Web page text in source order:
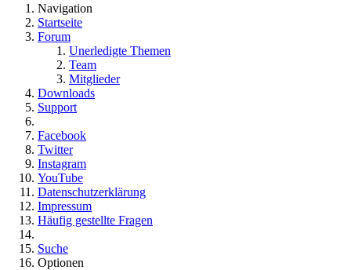
Navigation
Startseite
Forum
Unerledigte Themen
Team
Mitglieder
Downloads
Support
Facebook
Twitter
Instagram
YouTube
Datenschutzerklärung
Impressum
Häufig gestellte Fragen
Suche
Optionen